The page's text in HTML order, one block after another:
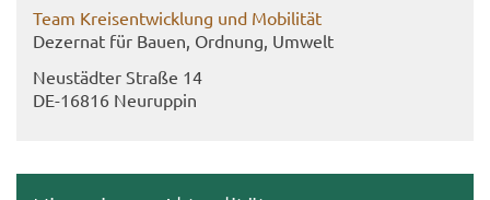
Team Kreis­ent­wick­lung und Mo­bi­li­tät
De­zer­nat für Bauen, Ord­nung, Um­welt
Neu­städ­ter Stra­ße 14
DE-​16816 Neu­rup­pin